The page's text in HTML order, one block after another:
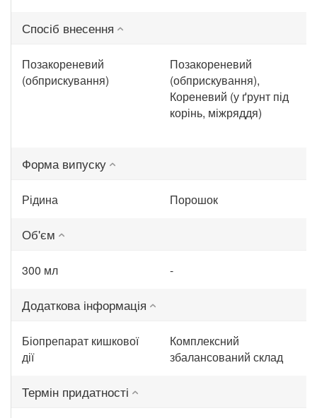
Спосіб внесення
Позакореневий
(обприскування)
Позакореневий
(обприскування),
Кореневий (у ґрунт під
корінь, міжряддя)
Форма випуску
Рідина Порошок
Об'єм
300 мл -
Додаткова інформація
Біопрепарат кишкової
дії
Комплексний
збалансований склад
Термін придатності